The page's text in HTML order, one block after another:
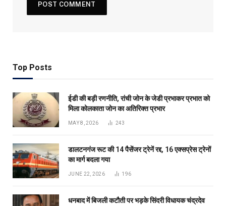
Top Posts
ईडी की बड़ी रणनीति, रांची जोन के जेडी प्रभाकर प्रभात को
मिला कोलकाता जोन का अतिरिक्त प्रभार
MAY 8, 2026 243
डालटनगंज रूट की 14 पैसेंजर ट्रेनें रद्द, 16 एक्सप्रेस ट्रेनों
का मार्ग बदला गया
JUNE 22, 2026 196
धनबाद में बिजली कटौती पर भड़के सिंदरी विधायक चंद्रदेव